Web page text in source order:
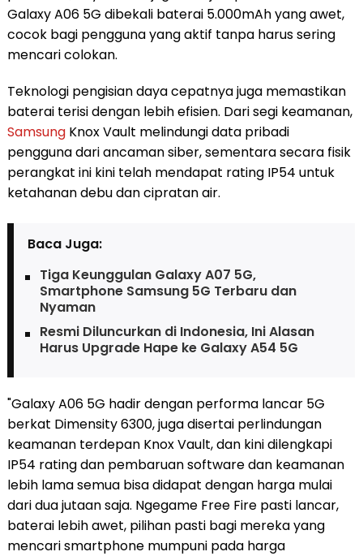
Galaxy A06 5G dibekali baterai 5.000mAh yang awet,
cocok bagi pengguna yang aktif tanpa harus sering
mencari colokan.
Teknologi pengisian daya cepatnya juga memastikan
baterai terisi dengan lebih efisien. Dari segi keamanan,
SamsungKnox Vault melindungi data pribadi
pengguna dari ancaman siber, sementara secara fisik
perangkat ini kini telah mendapat rating IP54 untuk
ketahanan debu dan cipratan air.
Baca Juga:
Tiga Keunggulan Galaxy A07 5G,
Smartphone Samsung 5G Terbaru dan
Nyaman
Resmi Diluncurkan di Indonesia, Ini Alasan
Harus Upgrade Hape ke Galaxy A54 5G
"Galaxy A06 5G hadir dengan performa lancar 5G
berkat Dimensity 6300, juga disertai perlindungan
keamanan terdepan Knox Vault, dan kini dilengkapi
IP54 rating dan pembaruan software dan keamanan
lebih lama semua bisa didapat dengan harga mulai
dari dua jutaan saja. Ngegame Free Fire pasti lancar,
baterai lebih awet, pilihan pasti bagi mereka yang
mencari smartphone mumpuni pada harga